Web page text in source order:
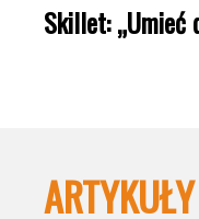
Skillet: „Umieć
ARTYKUŁY